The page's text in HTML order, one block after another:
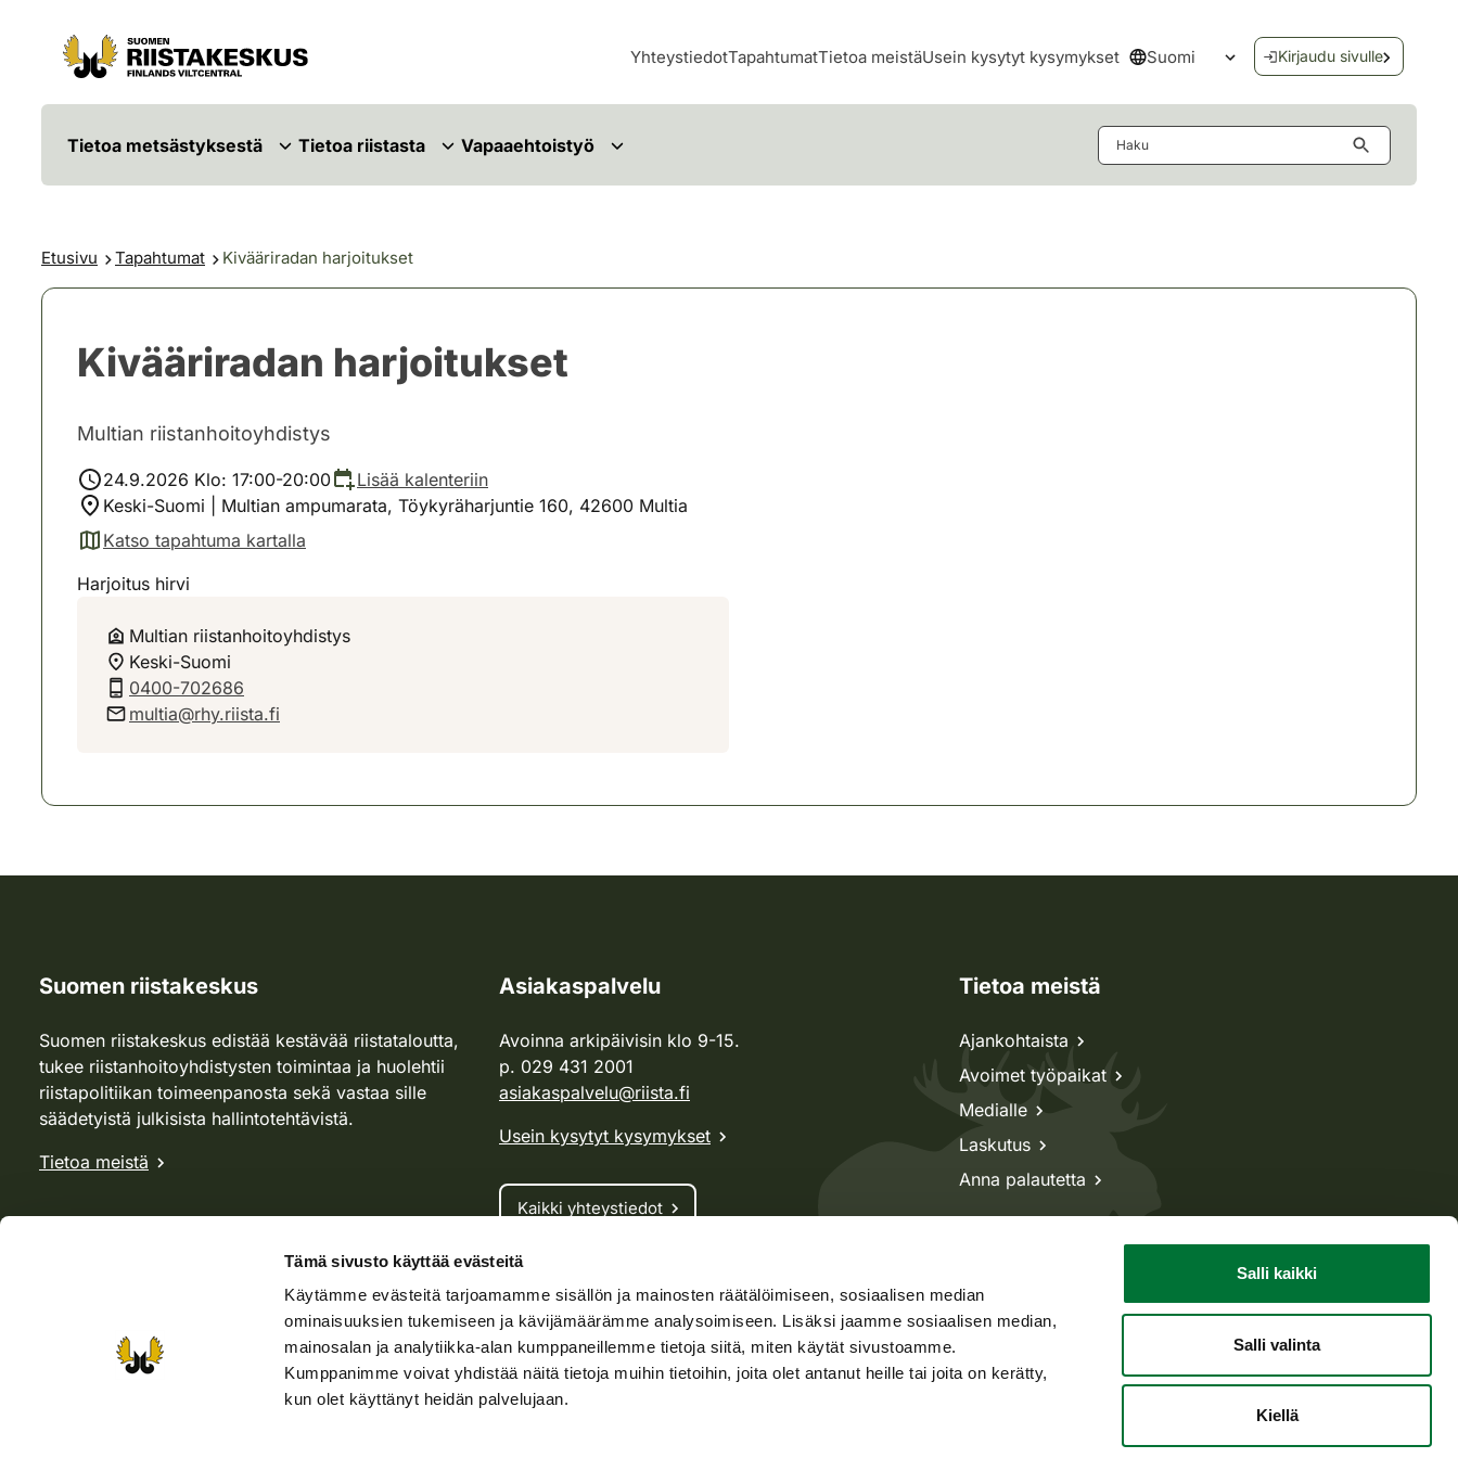
Tämä sivusto käyttää evästeitä
Käytämme evästeitä tarjoamamme sisällön ja mainosten räätälöimiseen, sosiaalisen median
ominaisuuksien tukemiseen ja kävijämäärämme analysoimiseen. Lisäksi jaamme sosiaalisen median,
mainosalan ja analytiikka-alan kumppaneillemme tietoja siitä, miten käytät sivustoamme.
Kumppanimme voivat yhdistää näitä tietoja muihin tietoihin, joita olet antanut heille tai joita on kerätty,
kun olet käyttänyt heidän palvelujaan.
Salli kaikki
Salli valinta
Kiellä
Siirry sisältöön
Siirry sivustokarttaan
YhteystiedotTapahtumatTietoa meistäUsein kysytyt kysymykset Suomi
Avaa kielivalikko
Kirjaudu sivulle
Tietoa metsästyksestä Tietoa riistasta Vapaaehtoistyö
Etusivu Tapahtumat Kivääriradan harjoitukset
Kivääriradan harjoitukset
Multian riistanhoitoyhdistys
24.9.2026 Klo: 17:00-20:00
Lisää kalenteriin
Keski-Suomi | Multian ampumarata, Töykyräharjuntie 160, 42600 Multia
Katso tapahtuma kartalla
(avautuu uuteen välilehteen)
Harjoitus hirvi
Multian riistanhoitoyhdistys
Keski-Suomi
0400-702686
multia@rhy.riista.fi
Suomen riistakeskus
Suomen riistakeskus edistää kestävää riistataloutta,
tukee riistanhoitoyhdistysten toimintaa ja huolehtii
riistapolitiikan toimeenpanosta sekä vastaa sille
säädetyistä julkisista hallintotehtävistä.
Tietoa meistä
Asiakaspalvelu
Avoinna arkipäivisin klo 9-15.
p. 029 431 2001
asiakaspalvelu@riista.fi
Usein kysytyt kysymykset
Kaikki yhteystiedot
Metsästyskortti-asiat
Oma riista -asiat
Lupa-asiat
Tietoa meistä
Ajankohtaista
Avoimet työpaikat
Medialle
Laskutus
Anna palautetta